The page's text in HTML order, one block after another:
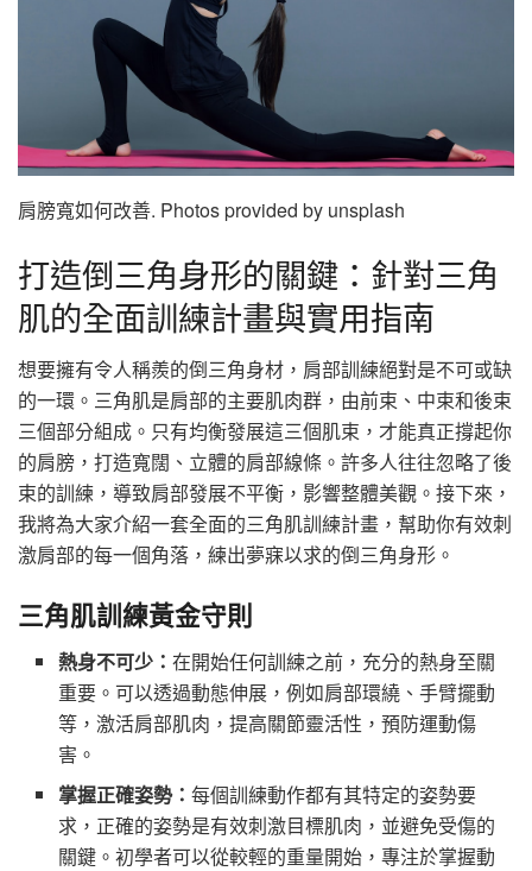
肩膀寬如何改善. Photos provided by unsplash
打造倒三角身形的關鍵：針對三角
肌的全面訓練計畫與實用指南
想要擁有令人稱羨的倒三角身材，肩部訓練絕對是不可或缺
的一環。三角肌是肩部的主要肌肉群，由前束、中束和後束
三個部分組成。只有均衡發展這三個肌束，才能真正撐起你
的肩膀，打造寬闊、立體的肩部線條。許多人往往忽略了後
束的訓練，導致肩部發展不平衡，影響整體美觀。接下來，
我將為大家介紹一套全面的三角肌訓練計畫，幫助你有效刺
激肩部的每一個角落，練出夢寐以求的倒三角身形。
三角肌訓練黃金守則
熱身不可少：在開始任何訓練之前，充分的熱身至關
重要。可以透過動態伸展，例如肩部環繞、手臂擺動
等，激活肩部肌肉，提高關節靈活性，預防運動傷
害。
掌握正確姿勢：每個訓練動作都有其特定的姿勢要
求，正確的姿勢是有效刺激目標肌肉，並避免受傷的
關鍵。初學者可以從較輕的重量開始，專注於掌握動